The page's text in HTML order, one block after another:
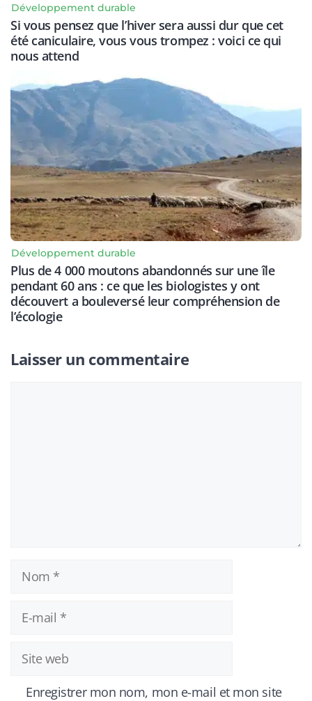
Développement durable
Si vous pensez que l’hiver sera aussi dur que cet
été caniculaire, vous vous trompez : voici ce qui
nous attend
Développement durable
Plus de 4 000 moutons abandonnés sur une île
pendant 60 ans : ce que les biologistes y ont
découvert a bouleversé leur compréhension de
l’écologie
Laisser un commentaire
Nom
mail
Site
web
Enregistrer mon nom, mon e-mail et mon site